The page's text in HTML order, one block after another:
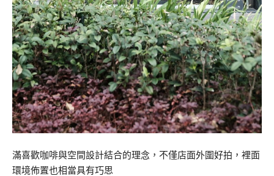
滿喜歡咖啡與空間設計結合的理念，不僅店面外圍好拍，裡面
環境佈置也相當具有巧思